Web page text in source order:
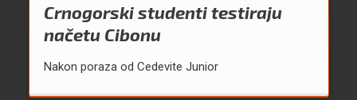
Crnogorski studenti testiraju
načetu Cibonu
Nakon poraza od Cedevite Junior